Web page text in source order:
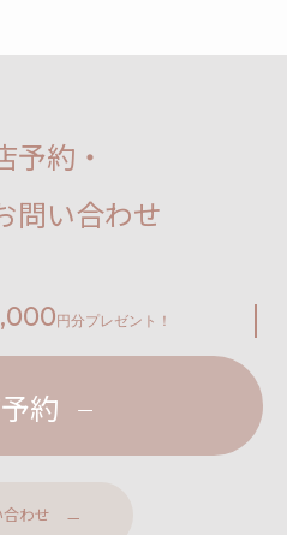
予約・
問い合わせ
円分プレゼント！
約
わせ